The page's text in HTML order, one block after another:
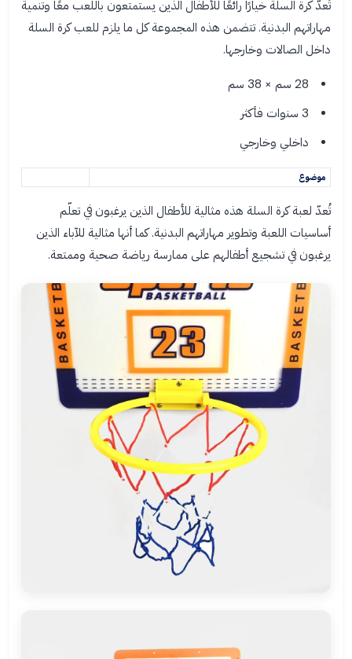
تُعدّ كرة السلة خيارًا رائعًا للأطفال الذين يستمتعون باللعب معًا وتنمية
مهاراتهم البدنية. تتضمن هذه المجموعة كل ما يلزم للعب كرة السلة
داخل الصالات وخارجها.
28 سم × 38 سم
3 سنوات فأكثر
داخلي وخارجي
موضوع
تُعدّ لعبة كرة السلة هذه مثالية للأطفال الذين يرغبون في تعلّم
أساسيات اللعبة وتطوير مهاراتهم البدنية. كما أنها مثالية للآباء الذين
يرغبون في تشجيع أطفالهم على ممارسة رياضة صحية وممتعة.